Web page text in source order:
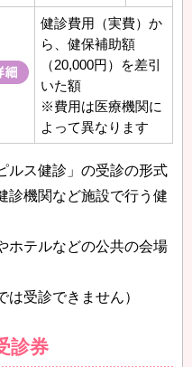
健診費用（実費）か
ら、健保補助額
（20,000円）を差引
いた額
※費用は医療機関に
よって異なります
ルス健診」の受診の形式
診機関など施設で行う健
ホテルなどの公共の会場
受診できません）
診券